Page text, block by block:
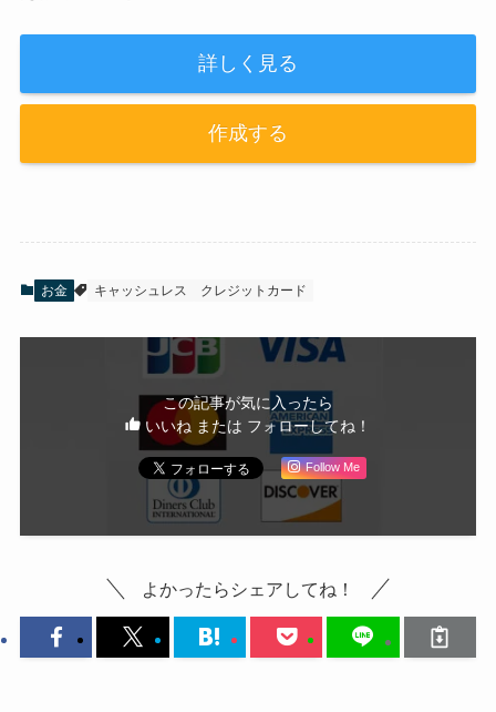
詳しく見る
作成する
お金
この記事が気に入ったら
いいね または フォローしてね！
Follow Me
よかったらシェアしてね！